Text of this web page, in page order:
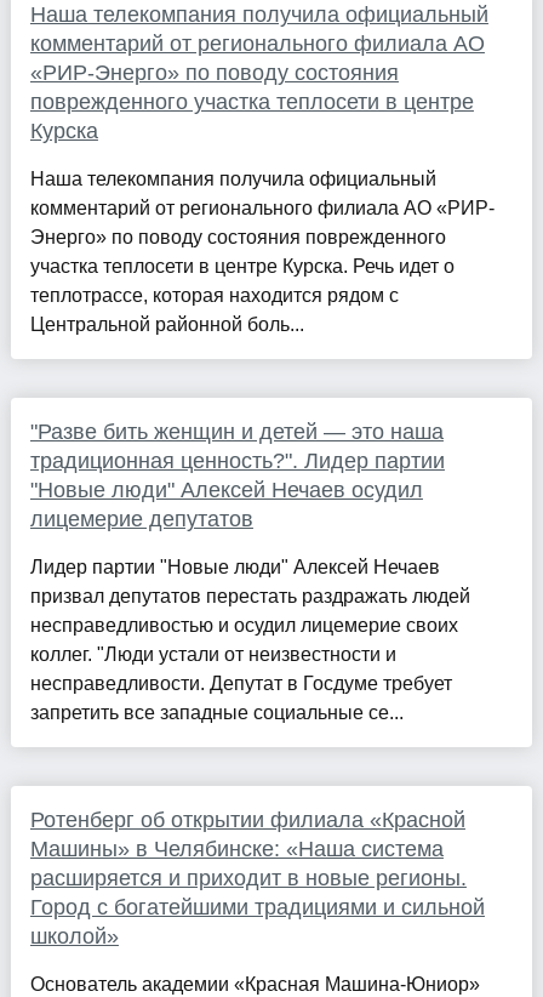
Наша телекомпания получила официальный
комментарий от регионального филиала АО
«РИР-Энерго» по поводу состояния
поврежденного участка теплосети в центре
Курска
Наша телекомпания получила официальный
комментарий от регионального филиала АО «РИР-
Энерго» по поводу состояния поврежденного
участка теплосети в центре Курска. Речь идет о
теплотрассе, которая находится рядом с
Центральной районной боль...
"Разве бить женщин и детей — это наша
традиционная ценность?". Лидер партии
"Новые люди" Алексей Нечаев осудил
лицемерие депутатов
Лидер партии "Новые люди" Алексей Нечаев
призвал депутатов перестать раздражать людей
несправедливостью и осудил лицемерие своих
коллег. "Люди устали от неизвестности и
несправедливости. Депутат в Госдуме требует
запретить все западные социальные се...
Ротенберг об открытии филиала «Красной
Машины» в Челябинске: «Наша система
расширяется и приходит в новые регионы.
Город с богатейшими традициями и сильной
школой»
Основатель академии «Красная Машина-Юниор»